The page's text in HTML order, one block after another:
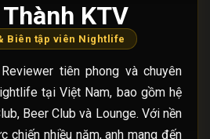
KTV
Biên tập viên Nightlife
tiên phong và chuyên
tại Việt Nam, bao gồm hệ
Beer Club và Lounge. Với nền
chiến nhiều năm, anh mang đến